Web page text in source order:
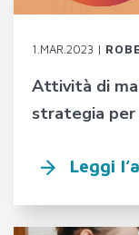
1.MAR.2023 |
Attività di
strategia per
Leggi